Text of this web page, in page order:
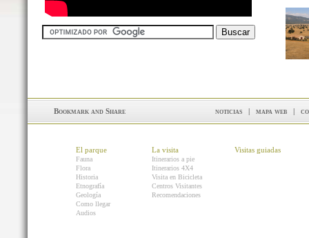
noticias | mapa web |
El parque
Fauna
Flora
Historia
Etnografía
Geología
Como llegar
Audios
La visita
Itinerarios a pie
Itinerarios 4X4
Visita en Bicicleta
Centros Visitantes
Recomendaciones
Visitas guiadas